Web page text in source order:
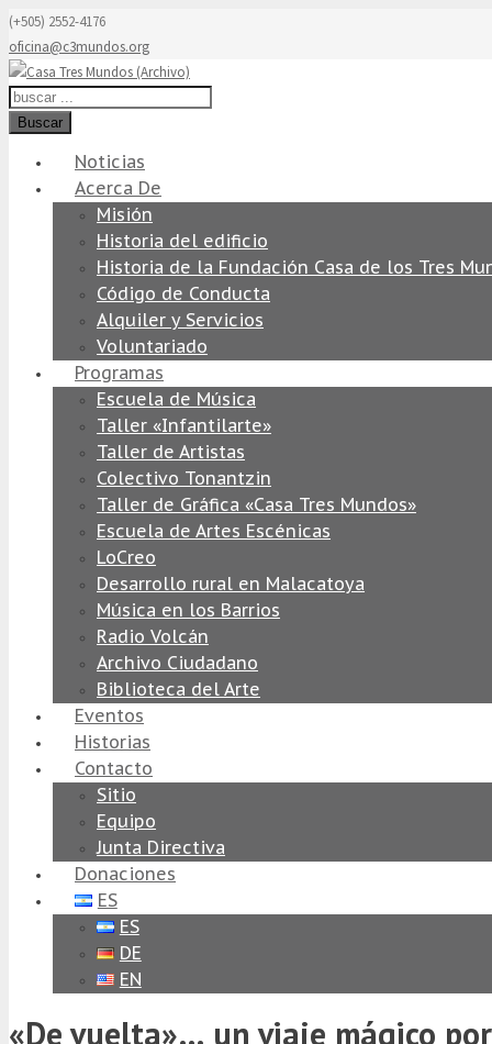
(+505) 2552-4176
oficina@c3mundos.org
Buscar
Noticias
Acerca De
Misión
Historia del edificio
Historia de la Fundación Casa de los Tres
Código de Conducta
Alquiler y Servicios
Voluntariado
Programas
Escuela de Música
Taller «Infantilarte»
Taller de Artistas
Colectivo Tonantzin
Taller de Gráfica «Casa Tres Mundos»
Escuela de Artes Escénicas
LoCreo
Desarrollo rural en Malacatoya
Música en los Barrios
Radio Volcán
Archivo Ciudadano
Biblioteca del Arte
Eventos
Historias
Contacto
Sitio
Equipo
Junta Directiva
Donaciones
ES
ES
DE
EN
«De vuelta»… un viaje mágico